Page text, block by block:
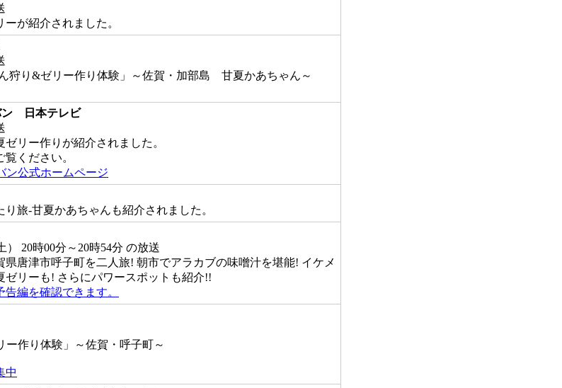
が紹介されました。
狩り&ゼリー作り体験」～佐賀・加部島 甘夏かあちゃん～
ン 日本テレビ
リー作りが紹介されました。
ください。
ン公式ホームページ
旅-甘夏かあちゃんも紹介されました。
20時00分～20時54分 の放送
唐津市呼子町を二人旅! 朝市でアラカブの味噌汁を堪能! イケメ
ゼリーも! さらにパワースポットも紹介!!
編を確認できます。
作り体験」～佐賀・呼子町～
中